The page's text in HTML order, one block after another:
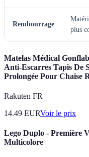
Rembourrage
plus
Matelas Médical
Anti-Escarres Tapis De
Prolongée Pour Chaise
Rakuten FR
14.49 EURVoir le prix
Lego Duplo - Première
Multicolore